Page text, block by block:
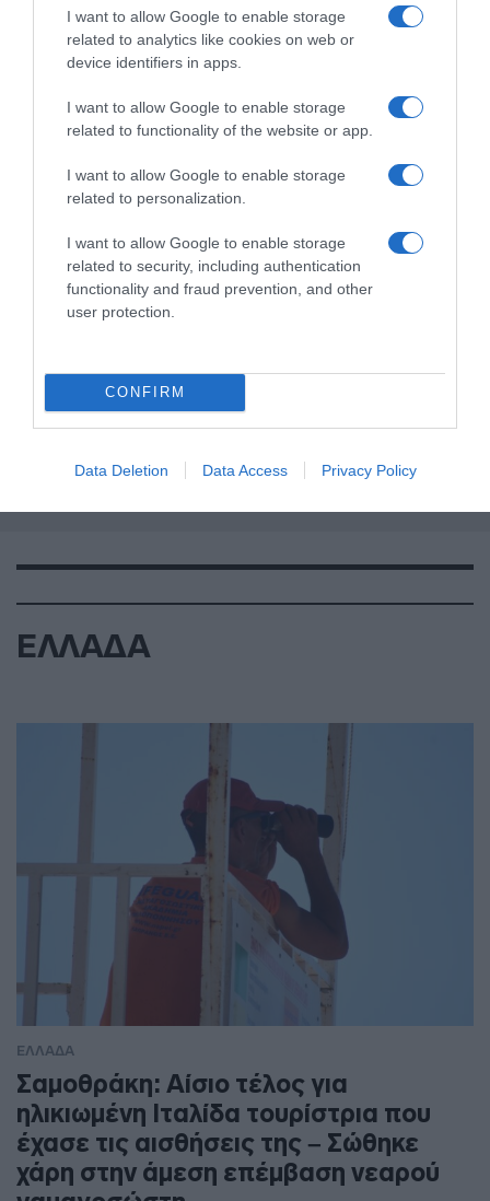
I want to allow Google to enable storage
related to analytics like cookies on web or
device identifiers in apps.
I want to allow Google to enable storage
related to functionality of the website or app.
I want to allow Google to enable storage
related to personalization.
I want to allow Google to enable storage
related to security, including authentication
functionality and fraud prevention, and other
user protection.
CONFIRM
Data Deletion Data Access Privacy Policy
ΕΛΛΑΔΑ
ΕΛΛΑΔΑ
Σαμοθράκη: Αίσιο τέλος για
ηλικιωμένη Ιταλίδα τουρίστρια που
έχασε τις αισθήσεις της – Σώθηκε
χάρη στην άμεση επέμβαση νεαρού